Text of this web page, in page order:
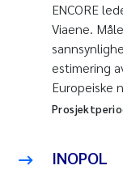
ENCORE
Viaene.
estimering
Europeiske
INOPOL